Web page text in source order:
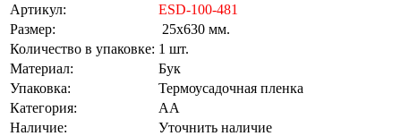
Артикул:
ESD-100-481
Размер:
25х630 мм.
Количество в упаковке: 1 шт.
Материал:
Бук
Упаковка:
Термоусадочная пленка
Категория:
АА
Наличие:
Уточнить наличие